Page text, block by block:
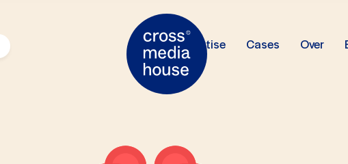
Expertise Cases Over